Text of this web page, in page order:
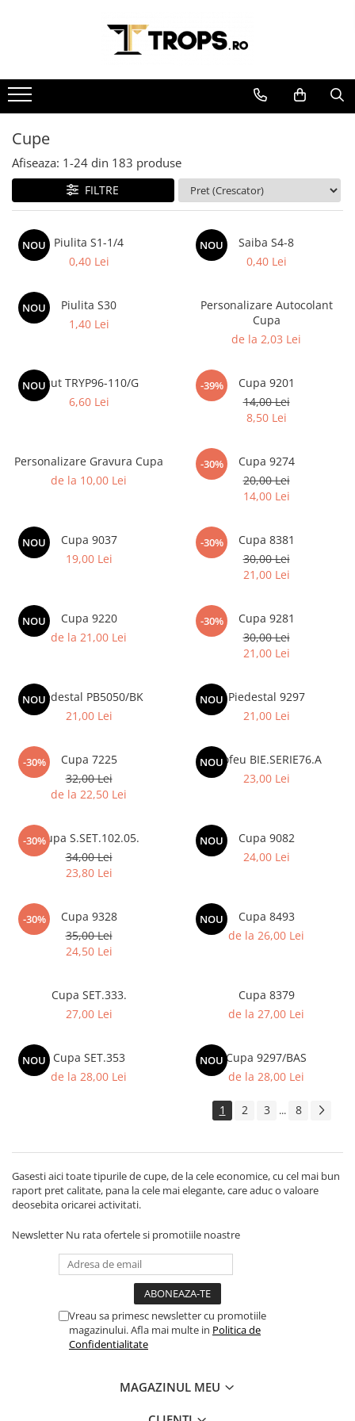
Sporturi
Arte Martiale
Atletism
Automobilism
Baschet
Ciclism
Darts
Fotbal
Inot
Muzica / Dans
Sah
Ski
Cupe
Cupe economice
Cupe standard
Accesorii Cupe
Personalizari Cupe
Medalii Tematice
Medalii Non-Tematice
Snur Medalie
Medalii Personalizate
Suport medalii
Trofee
Trofee Acril
Trofee Lemn
Trofee Rasina
Trofee Metalice
Accesorii Trofee
Personalizari Trofee
Cutii de Prezentare , Mape
Trofeu Plastic
OUTLET
Cupe Outlet
Medalii Outlet
Trofee Outlet
Personalizari
Produse Personalizate
Cupe
Afiseaza: 1-24 din 183 produse
FILTRE
NOU
Piulita S1-1/4
0,40 Lei
NOU
Saiba S4-8
0,40 Lei
NOU
Piulita S30
1,40 Lei
Personalizare Autocolant
Cupa
de la 2,03 Lei
NOUScut TRYP96-110/G
6,60 Lei
-39%
Cupa 9201
14,00 Lei
8,50 Lei
Personalizare Gravura Cupa
de la 10,00 Lei
-30%
Cupa 9274
20,00 Lei
14,00 Lei
NOU
Cupa 9037
19,00 Lei
-30%
Cupa 8381
30,00 Lei
21,00 Lei
NOU
Cupa 9220
de la 21,00 Lei
-30%
Cupa 9281
30,00 Lei
21,00 Lei
NOUPiedestal PB5050/BK
21,00 Lei
NOU Piedestal 9297
21,00 Lei
-30%
Cupa 7225
32,00 Lei
de la 22,50 Lei
NOUTrofeu BIE.SERIE76.A
23,00 Lei
-30%Cupa S.SET.102.05.
34,00 Lei
23,80 Lei
NOU
Cupa 9082
24,00 Lei
-30%
Cupa 9328
35,00 Lei
24,50 Lei
NOU
Cupa 8493
de la 26,00 Lei
Cupa SET.333.
27,00 Lei
Cupa 8379
de la 27,00 Lei
NOU
Cupa SET.353
de la 28,00 Lei
NOU Cupa 9297/BAS
de la 28,00 Lei
1 2 3 ... 8
Gasesti aici toate tipurile de cupe, de la cele economice, cu cel mai bun
raport pret calitate, pana la cele mai elegante, care aduc o valoare
deosebita oricarei activitati.
Newsletter Nu rata ofertele si promotiile noastre
Vreau sa primesc newsletter cu promotiile
magazinului. Afla mai multe in Politica de
Confidentialitate
MAGAZINUL MEU